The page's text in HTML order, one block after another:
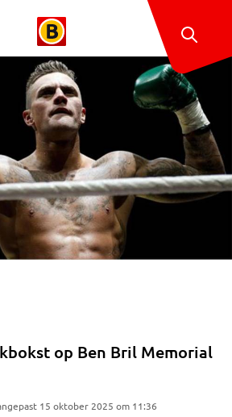
op Ben Bril Memorial
15 oktober 2025 om 11:36